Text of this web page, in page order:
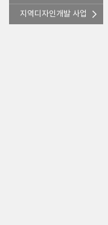
지역디자인개발 사업